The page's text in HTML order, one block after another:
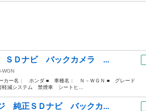
ＳＤナビ バックカメラ ...
WGN
ー名： ホンダ ■ 車種名： Ｎ－ＷＧＮ ■ グレード
減システム 禁煙車 シートヒ...
純正ＳＤナビ バックカ...